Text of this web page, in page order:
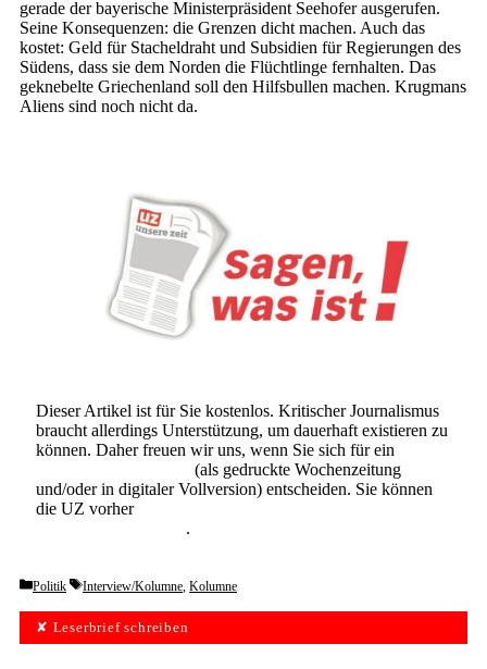
gerade der bayerische Ministerpräsident Seehofer ausgerufen.
Seine Konsequenzen: die Grenzen dicht machen. Auch das
kostet: Geld für Stacheldraht und Subsidien für Regierungen des
Südens, dass sie dem Norden die Flüchtlinge fernhalten. Das
geknebelte Griechenland soll den Hilfsbullen machen. Krugmans
Aliens sind noch nicht da.
Dieser Artikel ist für Sie kostenlos. Kritischer Journalismus
braucht allerdings Unterstützung, um dauerhaft existieren zu
können. Daher freuen wir uns, wenn Sie sich für ein
(als gedruckte Wochenzeitung
und/oder in digitaler Vollversion) entscheiden. Sie können
die UZ vorher
.
Categories
Politik Tags
Interview/Kolumne, Kolumne
✘ Leserbrief schreiben